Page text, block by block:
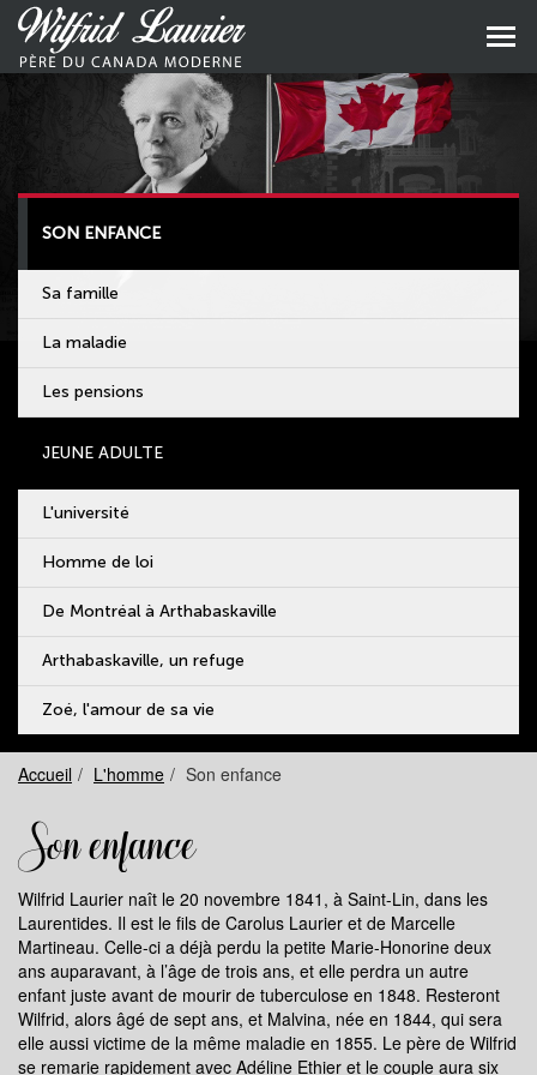
Aller
contenu
Aller
SON ENFANCE
Sa famille
La maladie
Les pensions
JEUNE ADULTE
L'université
Homme de loi
De Montréal à Arthabaskaville
Arthabaskaville, un refuge
Zoé, l'amour de sa vie
Accueil L'homme Son enfance
Son enfance
Wilfrid Laurier naît le 20 novembre 1841, à Saint-Lin, dans les
Laurentides. Il est le fils de Carolus Laurier et de Marcelle
Martineau. Celle-ci a déjà perdu la petite Marie-Honorine deux
ans auparavant, à l’âge de trois ans, et elle perdra un autre
enfant juste avant de mourir de tuberculose en 1848. Resteront
Wilfrid, alors âgé de sept ans, et Malvina, née en 1844, qui sera
elle aussi victime de la même maladie en 1855. Le père de Wilfrid
se remarie rapidement avec Adéline Ethier et le couple aura six